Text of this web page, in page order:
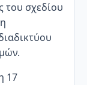
του σχεδίου
17